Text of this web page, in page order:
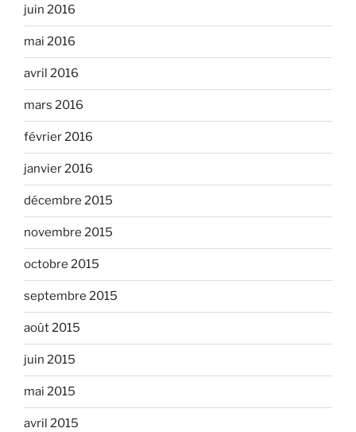
juin 2016
mai 2016
avril 2016
mars 2016
février 2016
janvier 2016
décembre 2015
novembre 2015
octobre 2015
septembre 2015
août 2015
juin 2015
mai 2015
avril 2015